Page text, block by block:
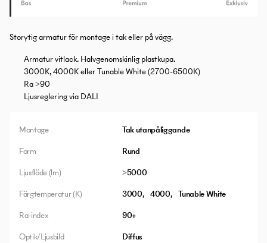
Storytig armatur för montage i tak eller på vägg.
Armatur vitlack. Halvgenomskinlig plastkupa.
3000K, 4000K eller Tunable White (2700-6500K)
Ra >90
Ljusreglering via DALI
Montage
Tak utanpåliggande
Form
Rund
Ljusflöde (lm)
>5000
Färgtemperatur (K)
3000 4000
Tunable White
Ra-index
90+
Optik/Ljusbild
Diffus